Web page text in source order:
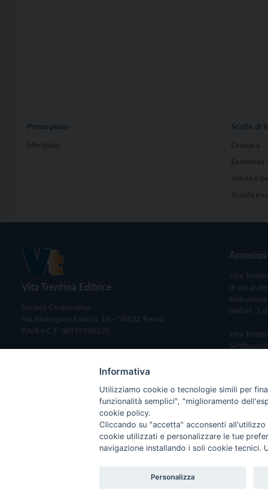
Primo piano
Meridiani
Scelte di
Cronaca
Economia
Salute e
Scuola e
Vita Trentina Editrice
Società Cooperativa
Via Monsignor Endrici, 14 – 38122 Trento
P.IVA e C.F. 00199960220
Vita
di cui al
dell'art. 5
Vita
Privacy
Copyright © 2019 - Tutti i diritti riservati - Vita Trentina
Informativa
Utilizziamo cookie o tecnologie simili per
funzionalità semplici", "miglioramento
cookie policy.
Cliccando su "accetta" acconsenti
cookie utilizzati e personalizzare le tue
navigazione installando i soli cookie tecnici.
Personalizza